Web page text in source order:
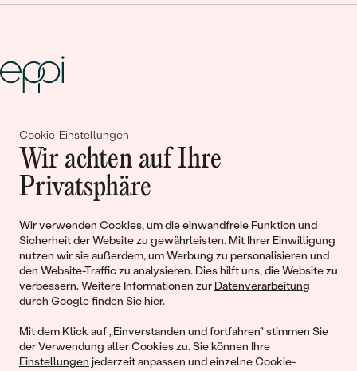
Cookie-Einstellungen
Wir achten auf Ihre
Privatsphäre
Wir verwenden Cookies, um die einwandfreie Funktion und
Sicherheit der Website zu gewährleisten. Mit Ihrer Einwilligung
nutzen wir sie außerdem, um Werbung zu personalisieren und
den Website-Traffic zu analysieren. Dies hilft uns, die Website zu
verbessern. Weitere Informationen zur Datenverarbeitung
durch Google finden Sie hier.
Mit dem Klick auf „Einverstanden und fortfahren" stimmen Sie
der Verwendung aller Cookies zu. Sie können Ihre
Einstellungen jederzeit anpassen und einzelne Cookie-
Gemeinsam erschaffen wir
Geschichten von Schönheit und
Liebe
Begleiten Sie uns!